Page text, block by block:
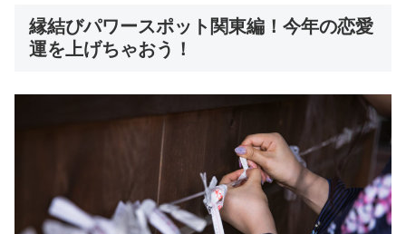
縁結びパワースポット関東編！今年の恋愛
運を上げちゃおう！